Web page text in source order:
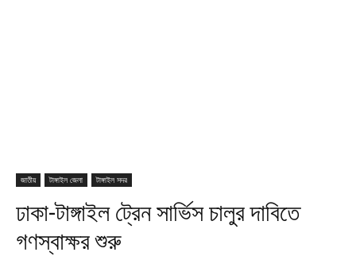
জাতীয় টাঙ্গাইল জেলা টাঙ্গাইল সদর
ঢাকা-টাঙ্গাইল ট্রেন সার্ভিস চালুর দাবিতে
গণস্বাক্ষর শুরু